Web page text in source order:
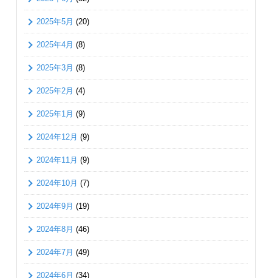
2025年5月 (20)
2025年4月 (8)
2025年3月 (8)
2025年2月 (4)
2025年1月 (9)
2024年12月 (9)
2024年11月 (9)
2024年10月 (7)
2024年9月 (19)
2024年8月 (46)
2024年7月 (49)
2024年6月 (34)